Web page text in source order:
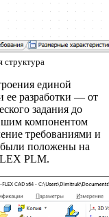
структура
единой
ее разработки — от
задания до
компонентом
требованиями и
были положены на
PLM.